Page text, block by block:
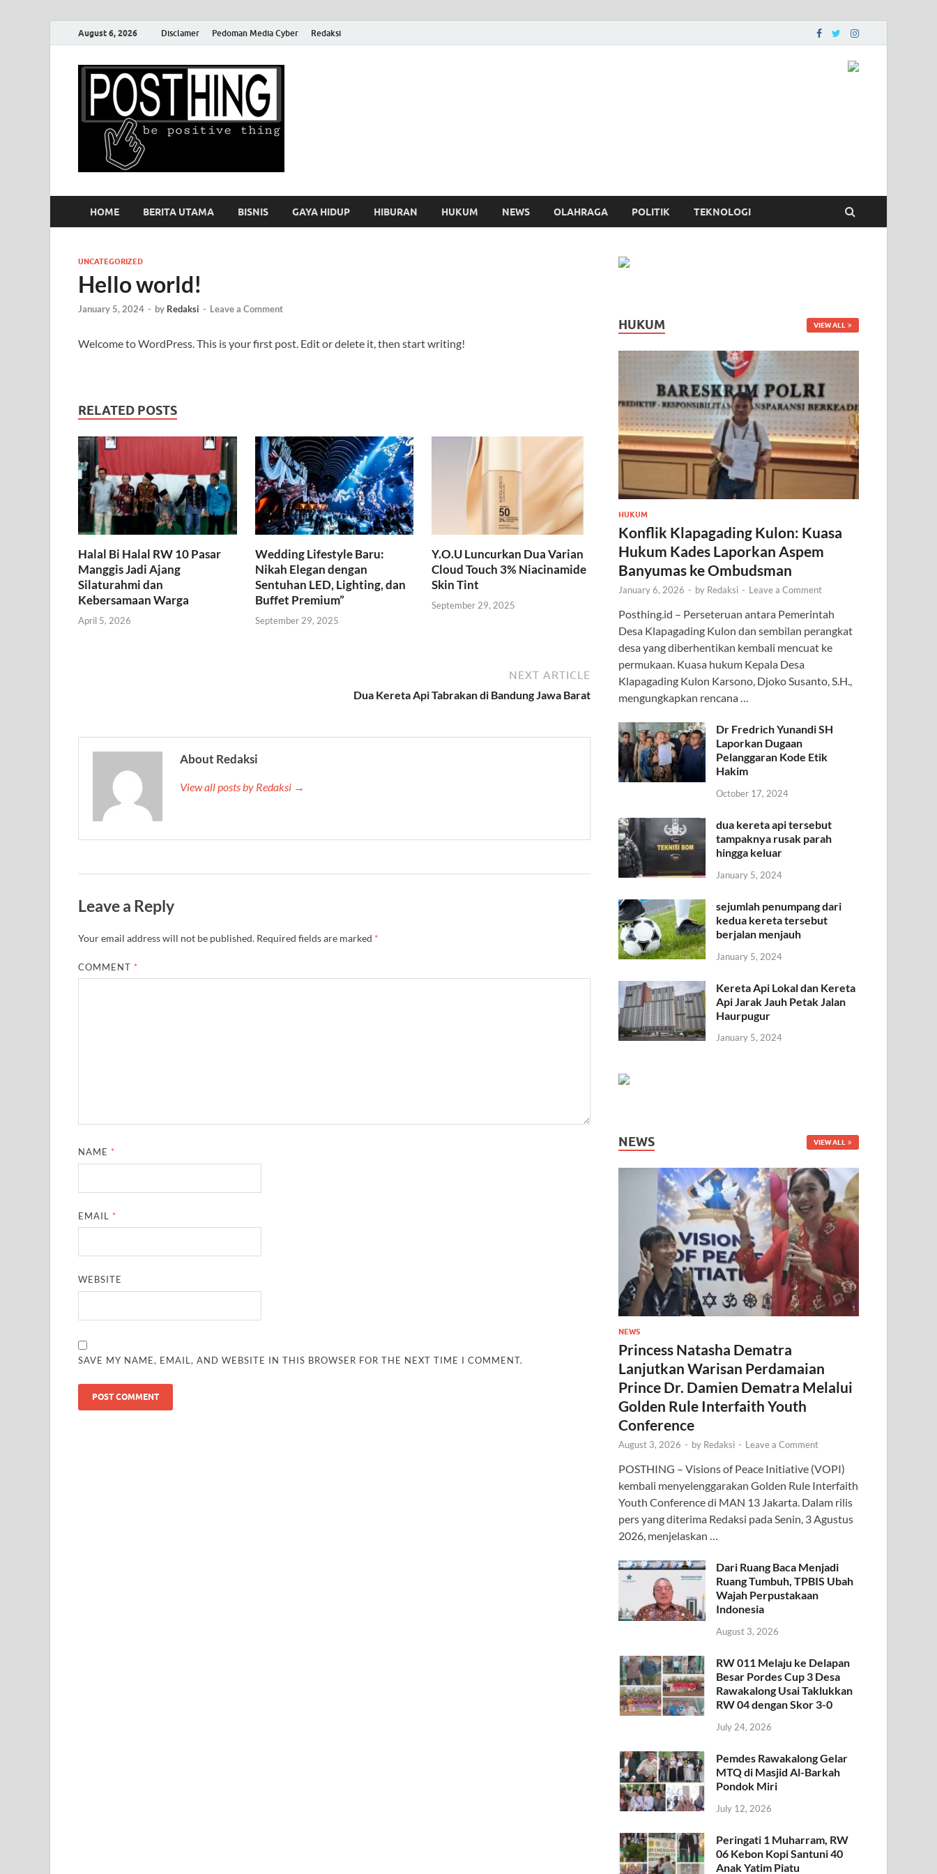
August 6, 2026 Disclamer Pedoman Media Cyber Redaksi
HOME BERITA UTAMA BISNIS GAYA HIDUP HIBURAN HUKUM NEWS OLAHRAGA POLITIK TEKNOLOGI
UNCATEGORIZED
Hello world!
January 5, 2024 - by Redaksi - Leave a Comment
Welcome to WordPress. This is your first post. Edit or delete it, then start writing!
RELATED POSTS
Halal Bi Halal RW 10 Pasar
Manggis Jadi Ajang
Silaturahmi dan
Kebersamaan Warga
April 5, 2026
Wedding Lifestyle Baru:
Nikah Elegan dengan
Sentuhan LED, Lighting, dan
Buffet Premium”
September 29, 2025
Y.O.U Luncurkan Dua Varian
Cloud Touch 3% Niacinamide
Skin Tint
September 29, 2025
NEXT ARTICLE
Dua Kereta Api Tabrakan di Bandung Jawa Barat
About Redaksi
View all posts by Redaksi →
Leave a Reply
Your email address will not be published. Required fields are marked *
COMMENT *
NAME *
EMAIL *
WEBSITE
SAVE MY NAME, EMAIL, AND WEBSITE IN THIS BROWSER FOR THE NEXT TIME I COMMENT.
HUKUM VIEW ALL
HUKUM
Konflik Klapagading Kulon: Kuasa
Hukum Kades Laporkan Aspem
Banyumas ke Ombudsman
January 6, 2026 - by Redaksi - Leave a Comment
Posthing.id – Perseteruan antara Pemerintah
Desa Klapagading Kulon dan sembilan perangkat
desa yang diberhentikan kembali mencuat ke
permukaan. Kuasa hukum Kepala Desa
Klapagading Kulon Karsono, Djoko Susanto, S.H.,
mengungkapkan rencana …
Dr Fredrich Yunandi SH
Laporkan Dugaan
Pelanggaran Kode Etik
Hakim
October 17, 2024
dua kereta api tersebut
tampaknya rusak parah
hingga keluar
January 5, 2024
sejumlah penumpang dari
kedua kereta tersebut
berjalan menjauh
January 5, 2024
Kereta Api Lokal dan Kereta
Api Jarak Jauh Petak Jalan
Haurpugur
January 5, 2024
NEWS VIEW ALL
NEWS
Princess Natasha Dematra
Lanjutkan Warisan Perdamaian
Prince Dr. Damien Dematra Melalui
Golden Rule Interfaith Youth
Conference
August 3, 2026 - by Redaksi - Leave a Comment
POSTHING – Visions of Peace Initiative (VOPI)
kembali menyelenggarakan Golden Rule Interfaith
Youth Conference di MAN 13 Jakarta. Dalam rilis
pers yang diterima Redaksi pada Senin, 3 Agustus
2026, menjelaskan …
Dari Ruang Baca Menjadi
Ruang Tumbuh, TPBIS Ubah
Wajah Perpustakaan
Indonesia
August 3, 2026
RW 011 Melaju ke Delapan
Besar Pordes Cup 3 Desa
Rawakalong Usai Taklukkan
RW 04 dengan Skor 3-0
July 24, 2026
Pemdes Rawakalong Gelar
MTQ di Masjid Al-Barkah
Pondok Miri
July 12, 2026
Peringati 1 Muharram, RW
06 Kebon Kopi Santuni 40
Anak Yatim Piatu